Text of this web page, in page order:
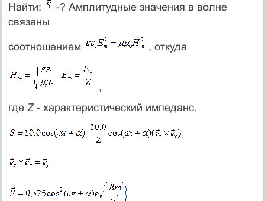
Найти:
-? Амплитудные значения в волне
связаны
соотношением , откуда
,
где Z- характеристический импеданс.